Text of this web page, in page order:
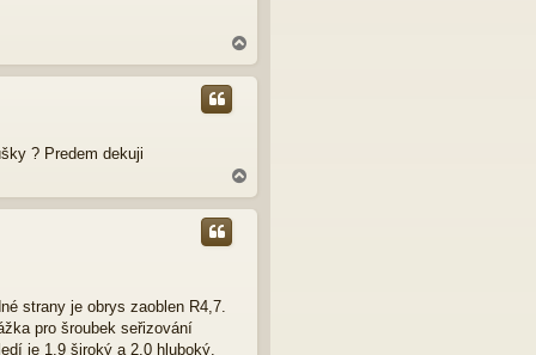
a
h
? Predem dekuji
a
h
strany je obrys zaoblen R4,7.
pro šroubek seřizování
je 1,9 široký a 2,0 hluboký.